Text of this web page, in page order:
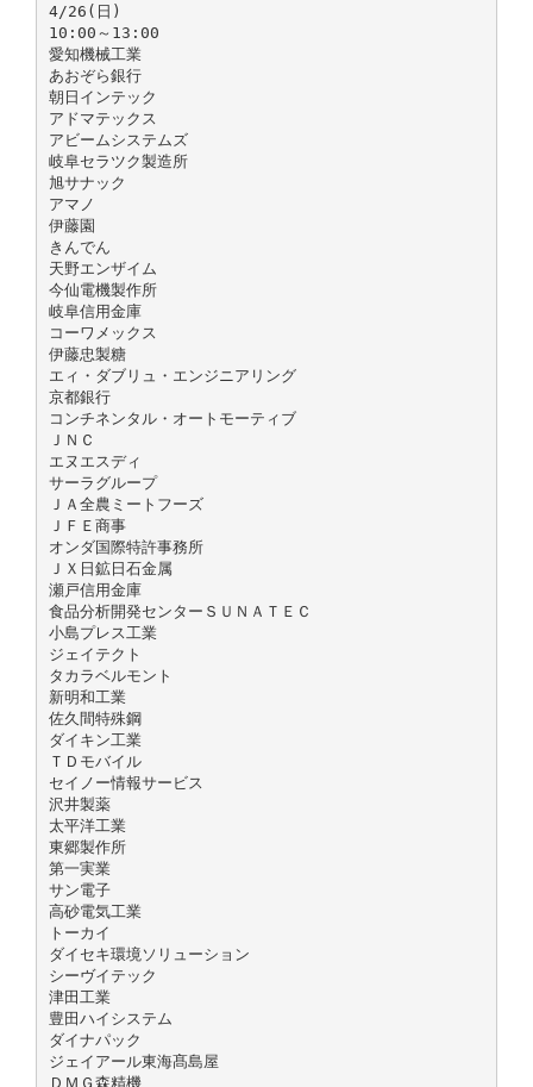
4/26(日)
10:00～13:00
愛知機械工業
あおぞら銀行
朝日インテック
アドマテックス
アビームシステムズ
岐阜セラツク製造所
旭サナック
アマノ
伊藤園
きんでん
天野エンザイム
今仙電機製作所
岐阜信用金庫
コーワメックス
伊藤忠製糖
エィ・ダブリュ・エンジニアリング
京都銀行
コンチネンタル・オートモーティブ
ＪＮＣ
エヌエスディ
サーラグループ
ＪＡ全農ミートフーズ
ＪＦＥ商事
オンダ国際特許事務所
ＪＸ日鉱日石金属
瀬戸信用金庫
食品分析開発センターＳＵＮＡＴＥＣ
小島プレス工業
ジェイテクト
タカラベルモント
新明和工業
佐久間特殊鋼
ダイキン工業
ＴＤモバイル
セイノー情報サービス
沢井製薬
太平洋工業
東郷製作所
第一実業
サン電子
高砂電気工業
トーカイ
ダイセキ環境ソリューション
シーヴイテック
津田工業
豊田ハイシステム
ダイナパック
ジェイアール東海髙島屋
ＤＭＧ森精機